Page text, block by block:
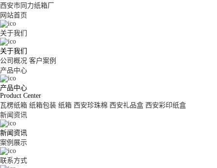
西安市同力纸箱厂
网站首页
关于我们
关于我们
公司概况 客户案例
产品中心
产品中心
Product Center
瓦楞纸箱 纸箱包装 纸箱 西安珍珠棉 西安礼品盒 西安彩印纸盒
新闻资讯
新闻资讯
案例展示
联系方式